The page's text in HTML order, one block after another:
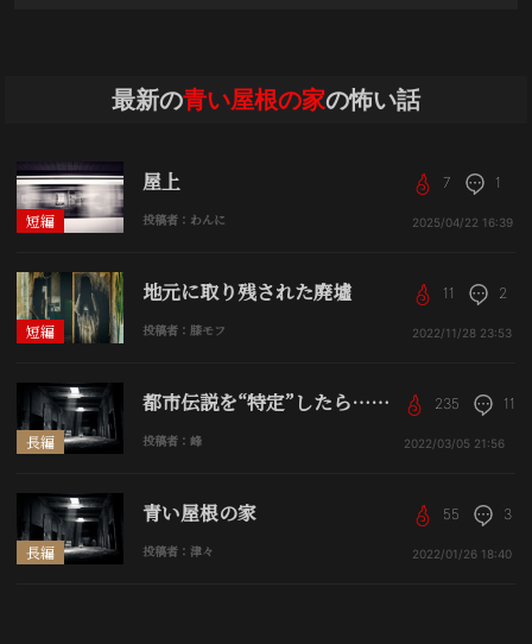
最新の青い屋根の家の怖い話
短編
屋上
投稿者：わんに
7 1
2025/04/22 16:39
短編
地元に取り残された廃墟
投稿者：膝モフ
11 2
2022/11/28 23:53
長編
都市伝説を“特定”したら……
投稿者：峰
235 11
2022/03/05 21:56
長編
青い屋根の家
投稿者：津々
55 3
2022/01/26 18:40